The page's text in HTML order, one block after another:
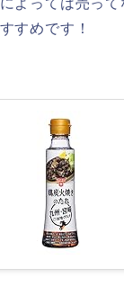
よっては売っ
すめです！